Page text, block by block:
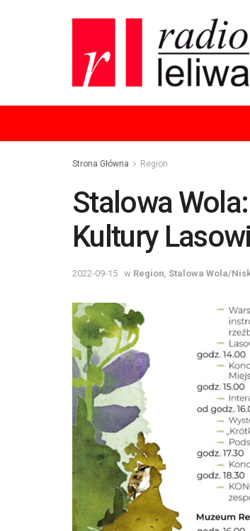
Strona Główna Region
Stalowa
Kultury
2022-09-15 w Region Stalowa Wola/